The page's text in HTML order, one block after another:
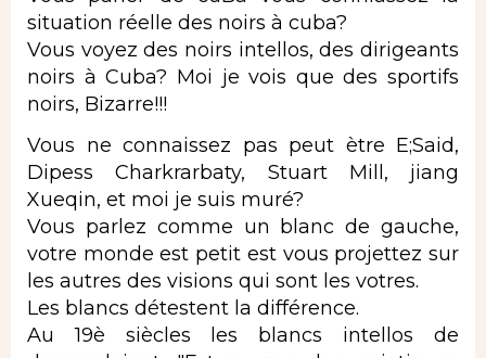
situation réelle des noirs à cuba?
Vous voyez des noirs intellos, des dirigeants
noirs à Cuba? Moi je vois que des sportifs
noirs, Bizarre!!!
Vous ne connaissez pas peut ètre E;Said,
Dipess Charkrarbaty, Stuart Mill, jiang
Xueqin, et moi je suis muré?
Vous parlez comme un blanc de gauche,
votre monde est petit est vous projettez sur
les autres des visions qui sont les votres.
Les blancs détestent la différence.
Au 19è siècles les blancs intellos de